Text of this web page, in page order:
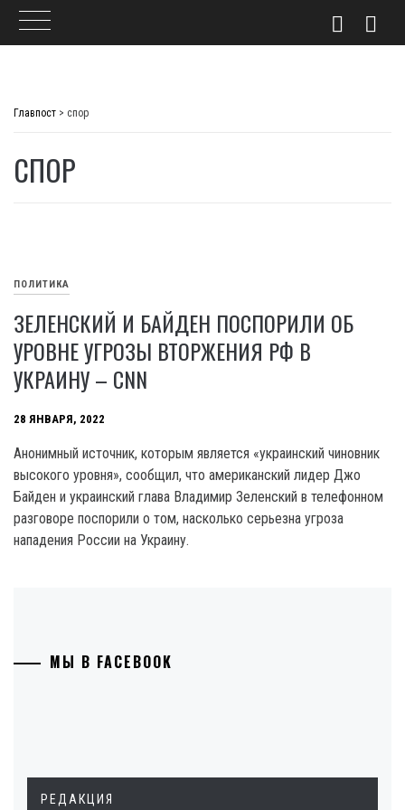
Главпост > спор
СПОР
ПОЛИТИКА
ЗЕЛЕНСКИЙ И БАЙДЕН ПОСПОРИЛИ ОБ
УРОВНЕ УГРОЗЫ ВТОРЖЕНИЯ РФ В
УКРАИНУ – CNN
28 ЯНВАРЯ, 2022
Анонимный источник, которым является «украинский чиновник
высокого уровня», сообщил, что американский лидер Джо
Байден и украинский глава Владимир Зеленский в телефонном
разговоре поспорили о том, насколько серьезна угроза
нападения России на Украину.
МЫ В FACEBOOK
РЕДАКЦИЯ